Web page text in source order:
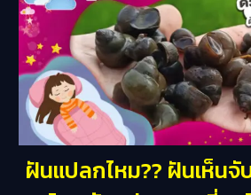
ฝันแปลกไหม?? ฝันเห็น